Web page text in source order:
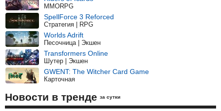
MMORPG
SpellForce 3 Reforced
Стратегия | RPG
Worlds Adrift
Песочница | Экшен
Transformers Online
Шутер | Экшен
GWENT: The Witcher Card Game
Карточная
Новости в тренде за сутки